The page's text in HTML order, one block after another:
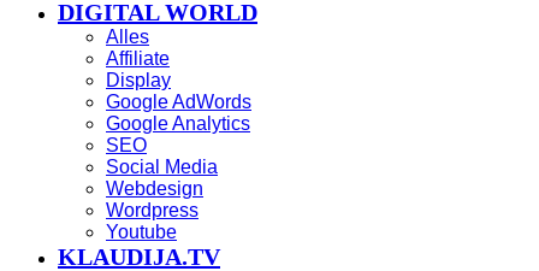
DIGITAL WORLD
Alles
Affiliate
Display
Google AdWords
Google Analytics
SEO
Social Media
Webdesign
Wordpress
Youtube
KLAUDIJA.TV